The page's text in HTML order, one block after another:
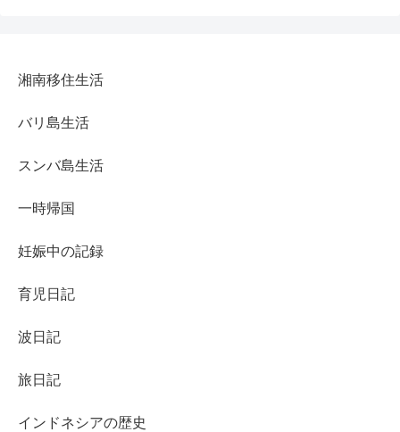
湘南移住生活
バリ島生活
スンバ島生活
一時帰国
妊娠中の記録
育児日記
波日記
旅日記
インドネシアの歴史